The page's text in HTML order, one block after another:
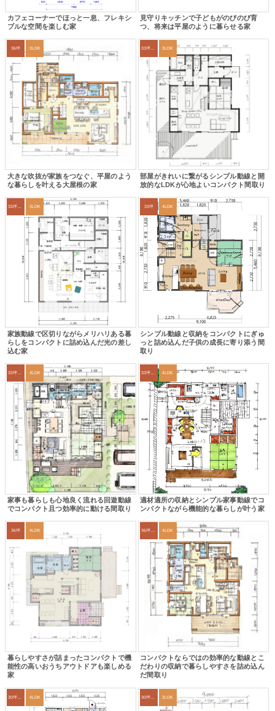
カフェコーナーでほっと一息、フレキシ
ブルな空間を楽しむ家
見守りキッチンで子どもがのびのび育
つ、将来は平屋のように暮らせる家
36坪 3LDK
大きな吹抜が家族をつなぐ、平屋のよう
な暮らしを叶える大屋根の家
33坪～36坪 3LDK
部屋がきれいに繋がるシンプル動線と開
放的なLDKが心地よいコンパクト間取り
3LDK
家族動線で区切りながらメリハリある暮
らしをコンパクトに詰め込んだ光の差し
込む家
33坪 4LDK
シンプル動線と収納をコンパクトにぎゅ
っと詰め込んだ子供の成長に寄り添う間
取り
4LDK
家事も暮らしも心地良く流れる回遊動線
でコンパクト且つ効率的に動ける間取り
33坪～36坪 4LDK
適材適所の収納とシンプル家事動線でコ
ンパクトながら機能的な暮らしが叶う家
36坪 4LDK
暮らしやすさが詰まったコンパクトで機
能性の高いおうちアウトドアも楽しめる
家
36坪～39坪 4LDK
コンパクトならではの効率的な動線とこ
だわりの収納で暮らしやすさを詰め込ん
だ間取り
4LDK 30坪～33坪 3LDK